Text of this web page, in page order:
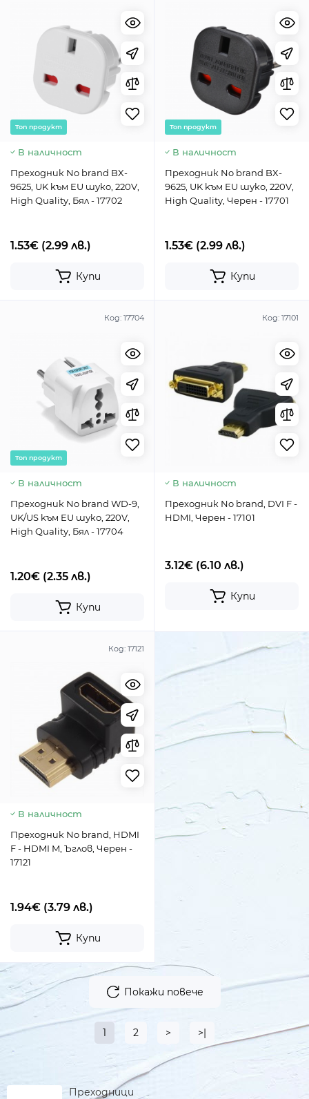
Toп продукт
В наличност
Преходник No brand BX-
9625, UK kъм EU шуко, 220V,
High Quality, Бял - 17702
1.53€ (2.99 лв.)
Купи
Toп продукт
В наличност
Преходник No brand BX-
9625, UK kъм EU шуко, 220V,
High Quality, Черен - 17701
1.53€ (2.99 лв.)
Купи
Код: 17704
Toп продукт
В наличност
Преходник No brand WD-9,
UK/US kъм EU шуко, 220V,
High Quality, Бял - 17704
1.20€ (2.35 лв.)
Купи
Код: 17101
В наличност
Преходник No brand, DVI F -
HDMI, Черен - 17101
3.12€ (6.10 лв.)
Купи
Код: 17121
В наличност
Преходник No brand, HDMI
F - HDMI M, Ъглов, Черен -
17121
1.94€ (3.79 лв.)
Купи
Покажи повече
1 2 > >|
Преходници